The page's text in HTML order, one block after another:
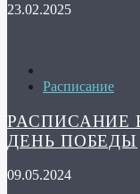
23.02.2025
Расписание
РАСПИСАНИЕ
ДЕНЬ ПОБЕДЫ
09.05.2024